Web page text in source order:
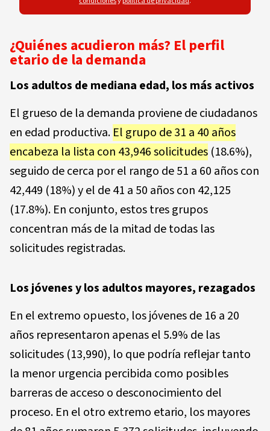
¿Quiénes acudieron más? El perfil
etario de la demanda
Los adultos de mediana edad, los más activos
El grueso de la demanda proviene de ciudadanos
en edad productiva. El grupo de 31 a 40 años
encabeza la lista con 43,946 solicitudes (18.6%),
seguido de cerca por el rango de 51 a 60 años con
42,449 (18%) y el de 41 a 50 años con 42,125
(17.8%). En conjunto, estos tres grupos
concentran más de la mitad de todas las
solicitudes registradas.
Los jóvenes y los adultos mayores, rezagados
En el extremo opuesto, los jóvenes de 16 a 20
años representaron apenas el 5.9% de las
solicitudes (13,990), lo que podría reflejar tanto
la menor urgencia percibida como posibles
barreras de acceso o desconocimiento del
proceso. En el otro extremo etario, los mayores